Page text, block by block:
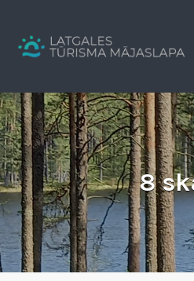
Tavs brīvdienu ceļvedis
8